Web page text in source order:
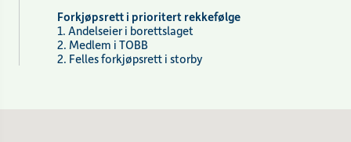
Forkjøpsrett i prioritert rekkefølge
1. Andelseier i borettslaget
2. Medlem i TOBB
2. Felles forkjøpsrett i storby